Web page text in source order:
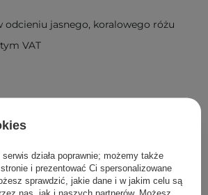
DODAJ DO KOSZYKA
odcieniu jasnego, koralowego różu
VAT
działa poprawnie; możemy także
i prezentować Ci spersonalizowane
sprawdzić, jakie dane i w jakim celu są
nas, jak i naszych partnerów. Możesz